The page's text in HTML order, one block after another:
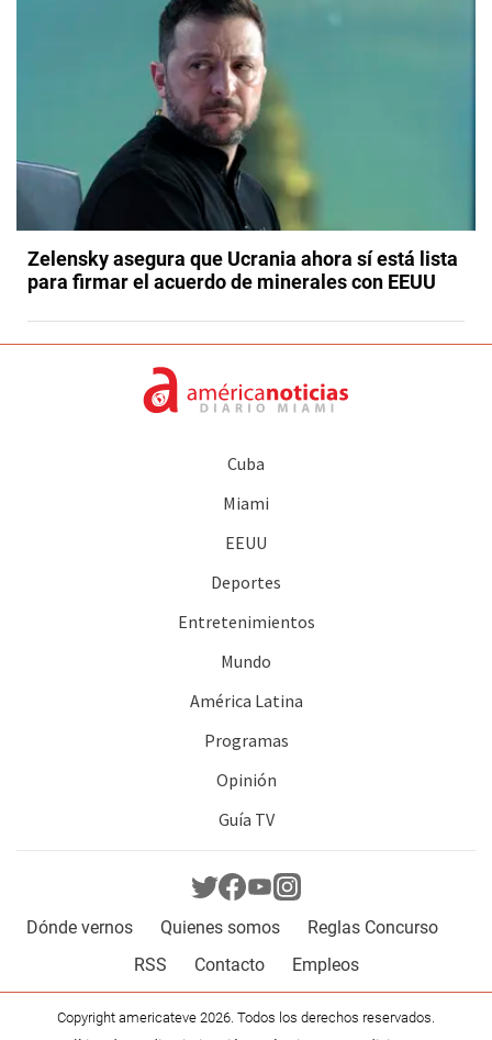
Zelensky asegura que Ucrania ahora sí está lista
para firmar el acuerdo de minerales con EEUU
Cuba
Miami
EEUU
Deportes
Entretenimientos
Mundo
América Latina
Programas
Opinión
Guía TV
Dónde vernos Quienes somos
Reglas Concurso
RSS
Contacto Empleos
Copyright americateve 2026. Todos los derechos reservados.